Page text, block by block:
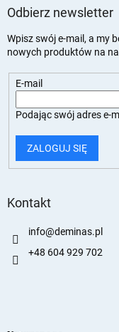
Odbierz newsletter
Wpisz swój e-mail, a my
nowych produktów na
E-mail
Podając swój adres e-
ZALOGUJ SIĘ
Kontakt
info@deminas.pl
+48 604 929 702